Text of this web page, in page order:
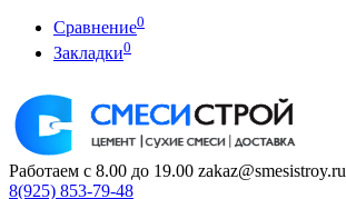
Сравнение0
Закладки0
Работаем с 8.00 до 19.00 zakaz@smesistroy.ru
8(925) 853-79-48